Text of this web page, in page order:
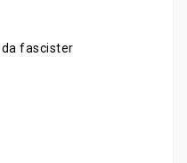
fascister